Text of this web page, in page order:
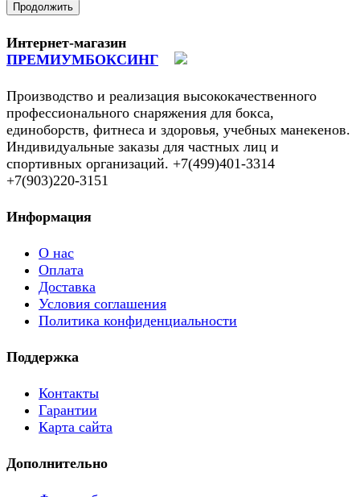
Продолжить
Интернет-магазин
ПРЕМИУМБОКСИНГ
Производство и реализация высококачественного
профессионального снаряжения для бокса,
единоборств, фитнеса и здоровья, учебных манекенов.
Индивидуальные заказы для частных лиц и
спортивных организаций. +7(499)401-3314
+7(903)220-3151
Информация
О нас
Оплата
Доставка
Условия соглашения
Политика конфиденциальности
Поддержка
Контакты
Гарантии
Карта сайта
Дополнительно